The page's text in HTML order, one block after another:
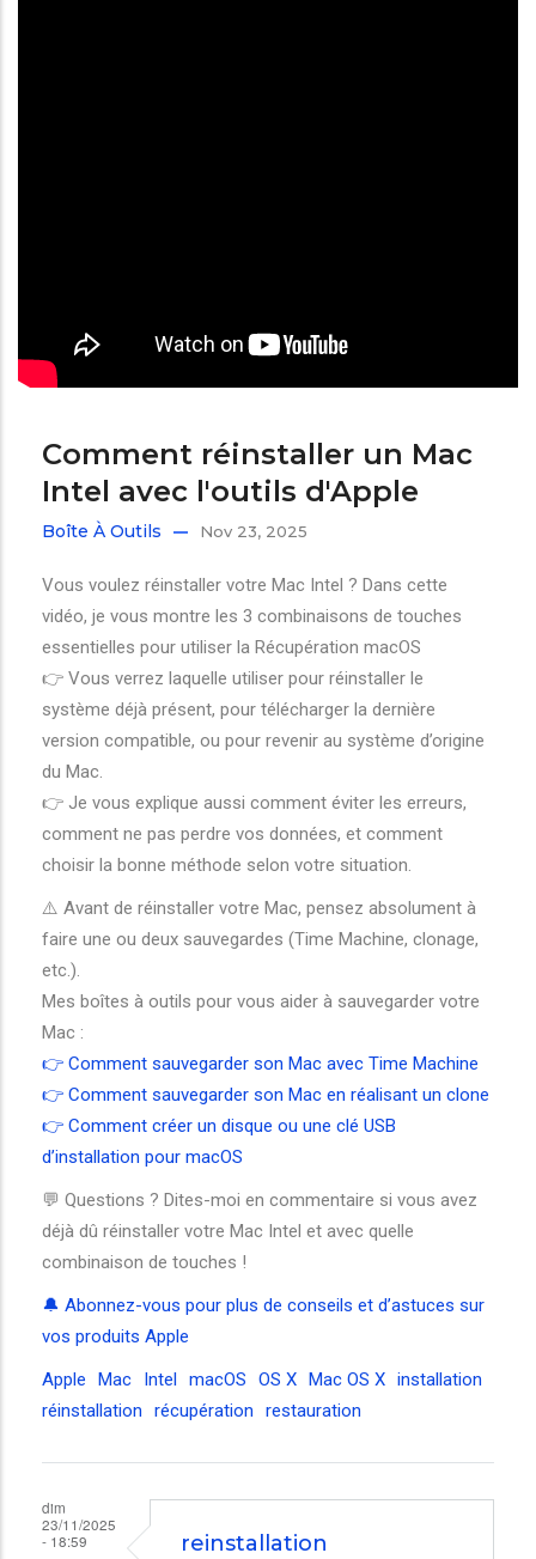
Comment réinstaller un Mac
Intel avec l'outils d'Apple
Boîte À Outils Nov 23, 2025
Vous voulez réinstaller votre Mac Intel ? Dans cette
vidéo, je vous montre les 3 combinaisons de touches
essentielles pour utiliser la Récupération macOS
👉 Vous verrez laquelle utiliser pour réinstaller le
système déjà présent, pour télécharger la dernière
version compatible, ou pour revenir au système d’origine
du Mac.
👉 Je vous explique aussi comment éviter les erreurs,
comment ne pas perdre vos données, et comment
choisir la bonne méthode selon votre situation.
⚠️ Avant de réinstaller votre Mac, pensez absolument à
faire une ou deux sauvegardes (Time Machine, clonage,
etc.).
Mes boîtes à outils pour vous aider à sauvegarder votre
Mac :
👉 Comment sauvegarder son Mac avec Time Machine
👉 Comment sauvegarder son Mac en réalisant un clone
👉 Comment créer un disque ou une clé USB
d’installation pour macOS
💬 Questions ? Dites-moi en commentaire si vous avez
déjà dû réinstaller votre Mac Intel et avec quelle
combinaison de touches !
🔔 Abonnez-vous pour plus de conseils et d’astuces sur
vos produits Apple
Apple
Mac Intel macOS OS X Mac OS X installation
réinstallation
récupération restauration
dim
23/11/2025
- 18:59
reinstallation